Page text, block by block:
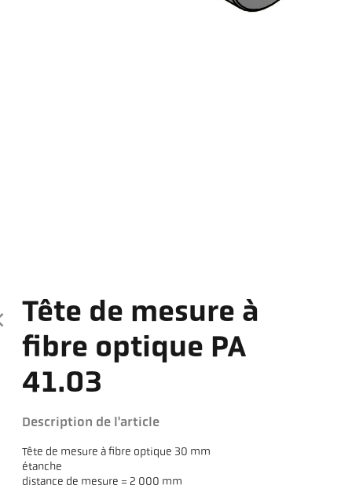
Tête de mesure à
fibre optique PA
41.03
Description de l'article
Tête de mesure à fibre optique 30 mm
étanche
distance de mesure = 2 000 mm